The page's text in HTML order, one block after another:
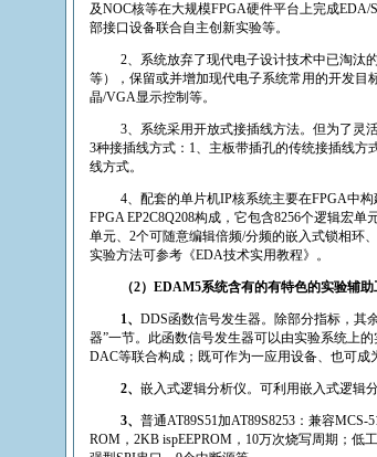
及NOC核等在大规模FPGA硬件平台上完成EDA/
部接口设备联合自主创新实验等。
2、系统放弃了现代电子设计技术中已淘汰
等），保留或并增加现代电子系统常用的开发目
晶/VGA显示控制等。
3、系统采用开放式接插线方法。但为了灵
3种接插线方式： 1、主板带插孔的传统接插线方
线方式。
4、配套的单片机IP核系统主要在FPGA中构
FPGA EP2C8Q208构成，它包含8256个逻辑宏单元
单元、 2个可随意编辑倍频/分频的嵌入式锁相环、
实验方法可参考 《EDA技术实用教程》 。
（2）EDAM5系统含有的有特色的实验辅助
1、DDS函数信号发生器。除部分指标，其
器”一节。此函数信号发生器可以由实验系统上的
DAC等联合构成；既可作为一应用设备、也可成
2、嵌入式逻辑分析仪。可利用嵌入式逻辑
3、普通AT89S51加AT89S8253 ：兼容MCS-
ROM ， 2KB ispEEPROM ， 10万次烧写周期；低